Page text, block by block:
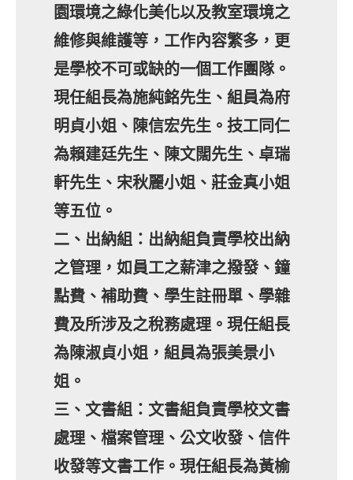
園環境之綠化美化以及教室環境之
維修與維護等，工作內容繁多，更
是學校不可或缺的一個工作團隊。
現任組長為施純銘先生、組員為府
明貞小姐、陳信宏先生。技工同仁
為賴建廷先生、陳文闊先生、卓瑞
軒先生、宋秋麗小姐、莊金真小姐
等五位。
二、出納組：出納組負責學校出納
之管理，如員工之薪津之撥發、鐘
點費、補助費、學生註冊單、學雜
費及所涉及之稅務處理。現任組長
為陳淑貞小姐，組員為張美景小
姐。
三、文書組：文書組負責學校文書
處理、檔案管理、公文收發、信件
收發等文書工作。現任組長為黃榆